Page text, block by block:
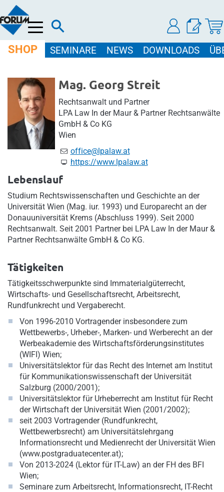
Menü
SHOP SEMINARE NEWS DOWNLOADS
Mag. Georg Streit
Rechtsanwalt und Partner
LPA Law In der Maur & Partner Rechtsanwälte
GmbH & Co KG
Wien
office@lpalaw.at
https://www.lpalaw.at
Lebenslauf
Studium Rechtswissenschaften und Geschichte an der
Universität Wien (Mag. iur. 1993) und Europarecht an der
Donauuniversität Krems (Abschluss 1999). Seit 2000
Rechtsanwalt. Seit 2001 Partner bei LPA Law In der Maur &
Partner Rechtsanwälte GmbH & Co KG.
Tätigkeiten
Tätigkeitsschwerpunkte sind Immaterialgüterrecht,
Wirtschafts- und Gesellschaftsrecht, Arbeitsrecht,
Rundfunkrecht und Vergaberecht.
Von 1996-2010 Vortragender insbesondere zum
Wettbewerbs-, Urheber-, Marken- und Werberecht an der
Werbeakademie des Wirtschaftsförderungsinstitutes
(WIFI) Wien;
Universitätslektor für das Recht des Internet am Institut
für Kommunikationswissenschaft der Universität
Salzburg (2000/2001);
Universitätslektor für Urheberrecht am Institut für Recht
der Wirtschaft der Universität Wien (2001/2002);
seit 2003 Vortragender (Rundfunkrecht,
Wettbewerbsrecht) am Universitätslehrgang
Informationsrecht und Medienrecht der Universität Wien
(www.postgraduatecenter.at);
Von 2013-2024 (Lektor für IT-Law) an der FH des BFI
Wien;
Seminare zum Arbeitsrecht, Informationsrecht, IT-Recht